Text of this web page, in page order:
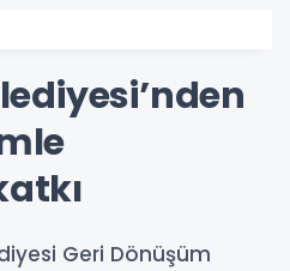
Geri Dönüşüm